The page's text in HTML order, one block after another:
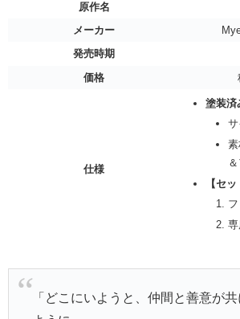
原作名
メーカー
発売時期
価格
仕様
塗装済
【セ
「どこにいようと、仲間と善意が